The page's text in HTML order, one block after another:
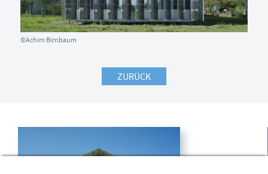
©Achim Birnbaum
ZURÜCK